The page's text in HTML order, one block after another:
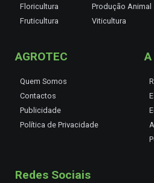
Floricultura
Fruticultura
Produção Animal
Viticultura
AGROTEC
Quem Somos
Contactos
Publicidade
Política de Privacidade
Redes Sociais